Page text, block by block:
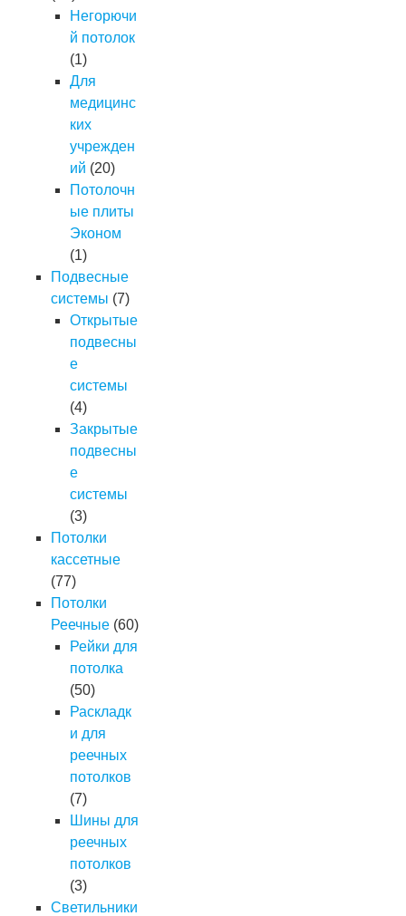
Негорючи
й потолок
(1)
Для
медицинс
ких
учрежден
ий (20)
Потолочн
ые плиты
Эконом
(1)
Подвесные
системы (7)
Открытые
подвесны
е
системы
(4)
Закрытые
подвесны
е
системы
(3)
Потолки
кассетные
(77)
Потолки
Реечные (60)
Рейки для
потолка
(50)
Раскладк
и для
реечных
потолков
(7)
Шины для
реечных
потолков
(3)
Светильники